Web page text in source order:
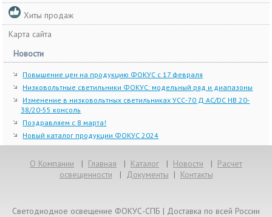
Хиты продаж
Карта сайта
Новости
Повышение цен на продукцию ФОКУС с 17 февраля
Низковольтные светильники ФОКУС: модельный ряд и диапазоны
Изменение в низковольтных светильниках УСС-70 Д AC/DC НВ 20-
38/20-55 консоль
Поздравляем с 8 марта!
Новый каталог продукции ФОКУС 2024
О Компании | Главная | Каталог | Новости | Расчет
освещенности | Документы | Контакты
Светодиодное освещение ФОКУС-СПБ | Доставка по всей России